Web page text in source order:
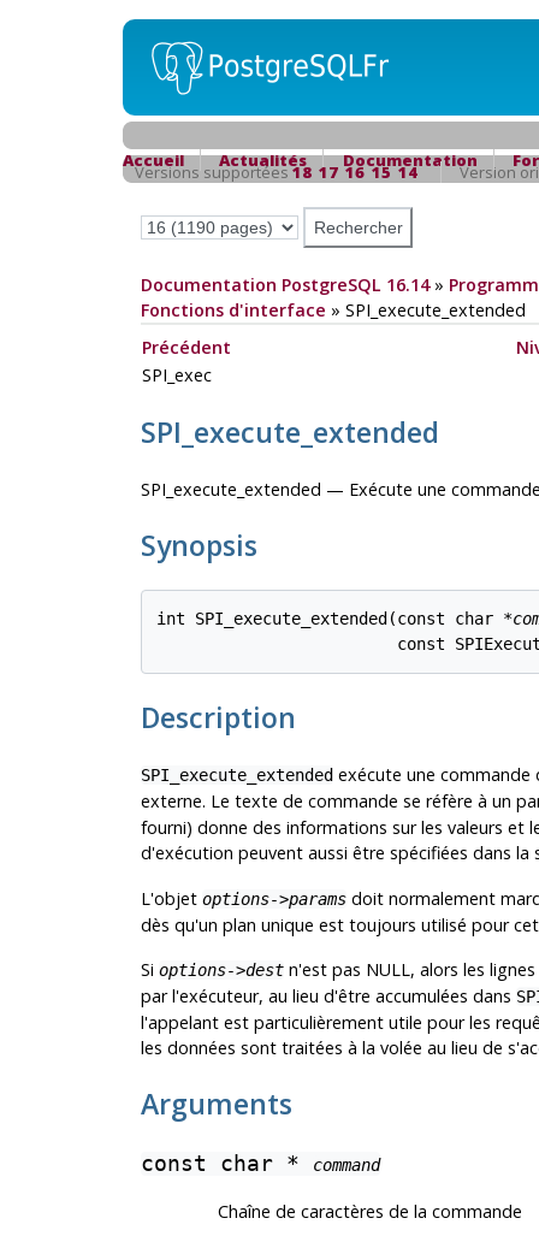
Accueil Actualités Documentation
Versions supportées18 17 16 15 14 Version
Documentation PostgreSQL 16.14»
Fonctions d'interface » SPI_execute_extended
Précédent
SPI_exec
SPI_execute_extended
SPI_execute_extended — Exécute une
Synopsis
int SPI_execute_extended(const char *
const
Description
SPI_execute_extendedexécute une commande
externe. Le texte de commande se réfère à un
fourni) donne des informations sur les valeurs et
d'exécution peuvent aussi être spécifiées dans
L'objet options->paramsdoit normalement
dès qu'un plan unique est toujours utilisé pour
Si options->destn'est pas NULL, alors les
par l'exécuteur, au lieu d'être accumulées dans
l'appelant est particulièrement utile pour les
les données sont traitées à la volée au lieu de
Arguments
const char * command
Chaîne de caractères de la commande